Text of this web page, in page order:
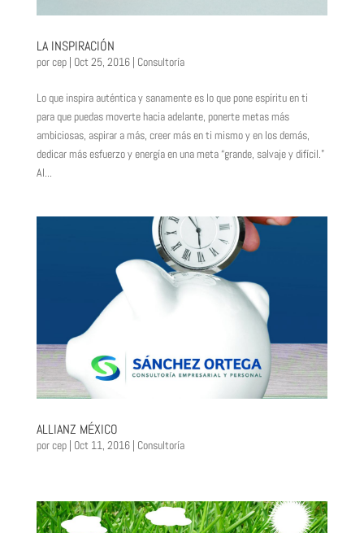
LA INSPIRACIÓN
porcep| Oct 25, 2016| Consultoría
Lo que inspira auténtica y sanamente es lo que pone espíritu en ti
para que puedas moverte hacia adelante, ponerte metas más
ambiciosas, aspirar a más, creer más en ti mismo y en los demás,
dedicar más esfuerzo y energía en una meta “grande, salvaje y difícil.”
Al...
ALLIANZ MÉXICO
porcep| Oct 11, 2016| Consultoría